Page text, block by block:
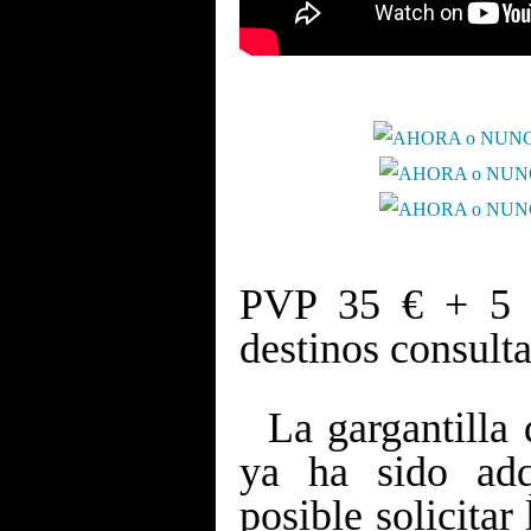
PVP 35 € + 5
destinos
La gargantilla
ya ha sido
posible solicitar